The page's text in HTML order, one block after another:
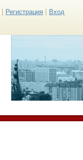
Регистрация Вход